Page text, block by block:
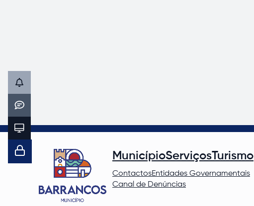
MunicípioServiçosTurismo
ContactosEntidades Governamentais
Canal de Denúncias